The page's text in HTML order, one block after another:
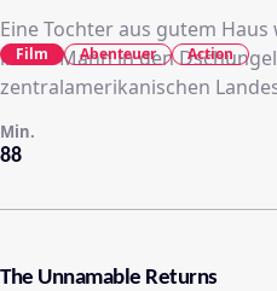
Eine Tochter aus gutem
ihrem Mann in den
zentralamerikanischen
88
Min.
Film Abenteuer Action
The Unnamable Returns